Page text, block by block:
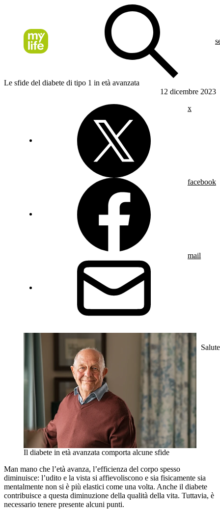
Le sfide del diabete di tipo 1 in età avanzata
12 dicembre 2023
x
facebook
mail
Salute
Il diabete in età avanzata comporta alcune sfide
Man mano che l’età avanza, l’efficienza del corpo spesso
diminuisce: l’udito e la vista si affievoliscono e sia fisicamente sia
mentalmente non si è più elastici come una volta. Anche il diabete
contribuisce a questa diminuzione della qualità della vita. Tuttavia, è
necessario tenere presente alcuni punti.